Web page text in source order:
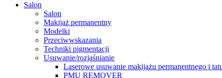
Salon
Salon
Makijaż permanentny
Modelki
Przeciwwskazania
Techniki pigmentacji
Usuwanie/rozjaśnianie
Laserowe usuwanie makijażu permanentnego i
PMU REMOVER